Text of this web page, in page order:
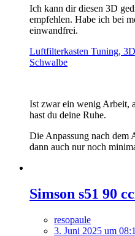
Ich kann dir diesen 3D
empfehlen. Habe ich bei
einwandfrei.
Luftfilterkasten Tuning,
Schwalbe
Ist zwar ein wenig Arbeit,
hast du deine Ruhe.
Die Anpassung nach dem
dann auch nur noch
Simson s51 90
resopaule
3. Juni 2025 um